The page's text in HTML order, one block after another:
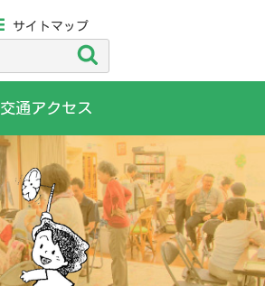
サイトマップ
交通アクセス